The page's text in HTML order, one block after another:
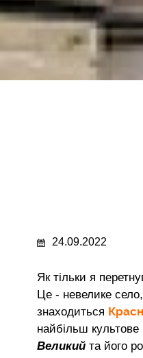
24.09.2022
Як тільки я
Це - невелике
знаходиться
найбільш
Великий та його